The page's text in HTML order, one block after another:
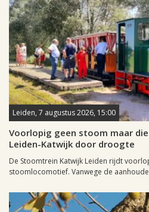
Leiden, 7 augustus 2026, 15:00
Voorlopig geen stoom maar
Leiden-Katwijk door droogte
De Stoomtrein Katwijk Leiden rijdt
stoomlocomotief. Vanwege de